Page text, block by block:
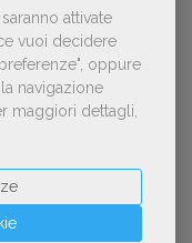
attivate
vuoi decidere
oppure
navigazione
maggiori dettagli,
apre le
edizione,